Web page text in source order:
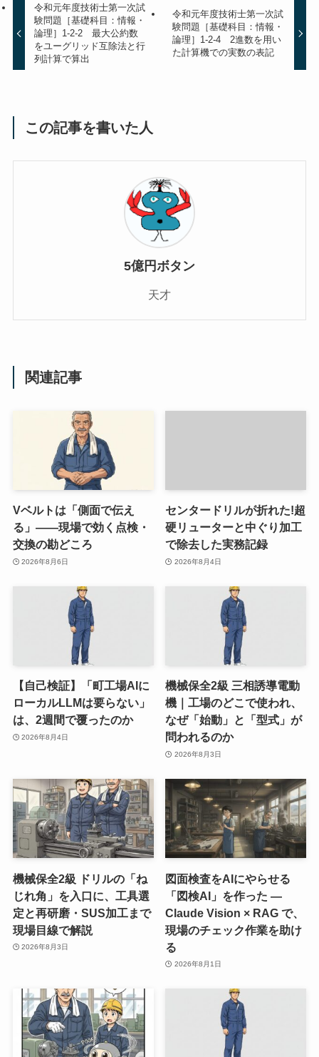
令和元年度技術士第一次試
験問題［基礎科目：情報・
論理］1-2-2 最大公約数
をユーグリッド互除法と行
列計算で算出
令和元年度技術士第一次試
験問題［基礎科目：情報・
論理］1-2-4 2進数を用い
た計算機での実数の表記
この記事を書いた人
5億円ボタン
天才
関連記事
Vベルトは「側面で伝え
る」——現場で効く点検・
交換の勘どころ
2026年8月6日
センタードリルが折れた!超
硬リューターと中ぐり加工
で除去した実務記録
2026年8月4日
【自己検証】「町工場AIに
ローカルLLMは要らない」
は、2週間で覆ったのか
2026年8月4日
機械保全2級 三相誘導電動
機｜工場のどこで使われ、
なぜ「始動」と「型式」が
問われるのか
2026年8月3日
機械保全2級 ドリルの「ね
じれ角」を入口に、工具選
定と再研磨・SUS加工まで
現場目線で解説
2026年8月3日
図面検査をAIにやらせる
「図検AI」を作った ―
Claude Vision × RAG で、
現場のチェック作業を助け
る
2026年8月1日